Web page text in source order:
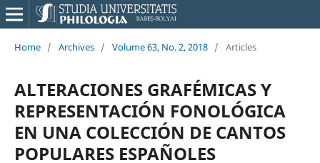
Home / Archives / Volume 63, No. 2, 2018 / Articles
ALTERACIONES GRAFÉMICAS Y
REPRESENTACIÓN FONOLÓGICA
EN UNA COLECCIÓN DE CANTOS
POPULARES ESPAÑOLES